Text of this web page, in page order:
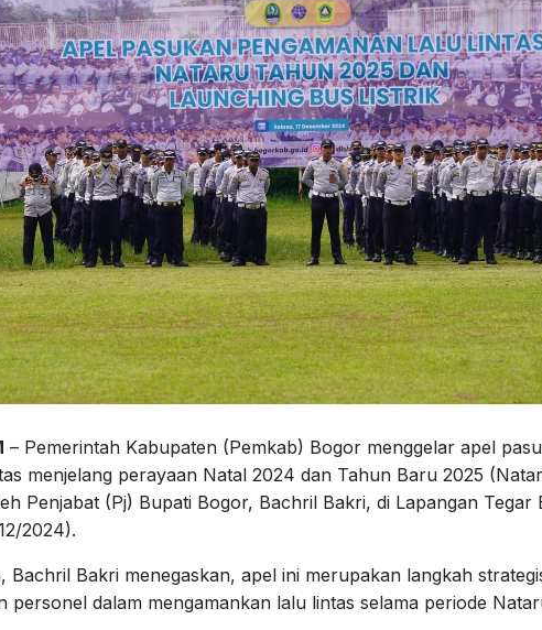
– Pemerintah Kabupaten (Pemkab) Bogor menggelar apel
menjelang perayaan Natal 2024 dan Tahun Baru 2025
Penjabat (Pj) Bupati Bogor, Bachril Bakri, di Lapangan Tegar
2024).
Bachril Bakri menegaskan, apel ini merupakan langkah
personel dalam mengamankan lalu lintas selama periode